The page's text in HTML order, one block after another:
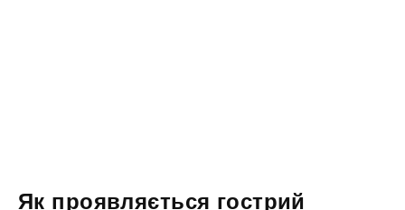
Як проявляється гострий